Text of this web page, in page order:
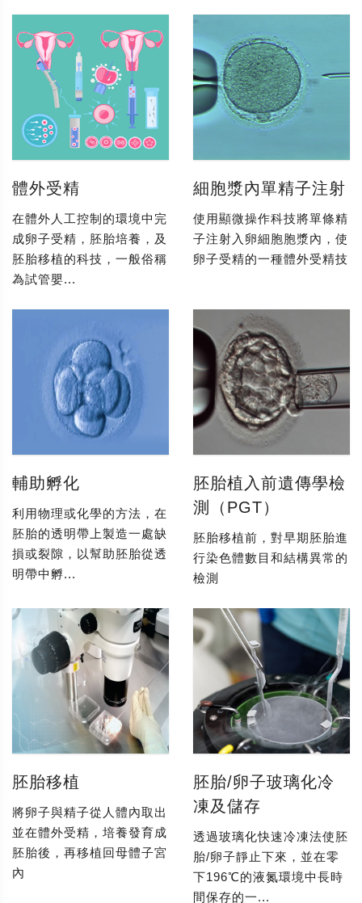
體外受精
在體外人工控制的環境中完
成卵子受精，胚胎培養，及
胚胎移植的科技，一般俗稱
為試管嬰...
細胞漿內單精子注射
使用顯微操作科技將單條精
子注射入卵細胞胞漿內，使
卵子受精的一種體外受精技
輔助孵化
利用物理或化學的方法，在
胚胎的透明帶上製造一處缺
損或裂隙，以幫助胚胎從透
明帶中孵...
胚胎植入前遺傳學檢
測（PGT）
胚胎移植前，對早期胚胎進
行染色體數目和結構異常的
檢測
胚胎移植
將卵子與精子從人體內取出
並在體外受精，培養發育成
胚胎後，再移植回母體子宮
內
胚胎/卵子玻璃化冷
凍及儲存
透過玻璃化快速冷凍法使胚
胎/卵子靜止下來，並在零
下196℃的液氮環境中長時
間保存的一...